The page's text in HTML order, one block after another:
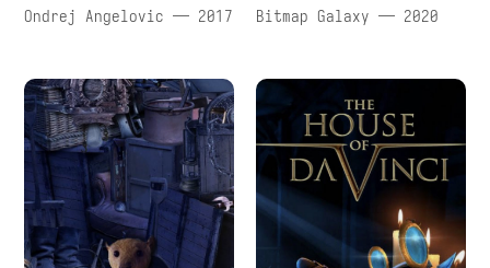
Ondrej Angelovic — 2017 Bitmap Galaxy — 2020